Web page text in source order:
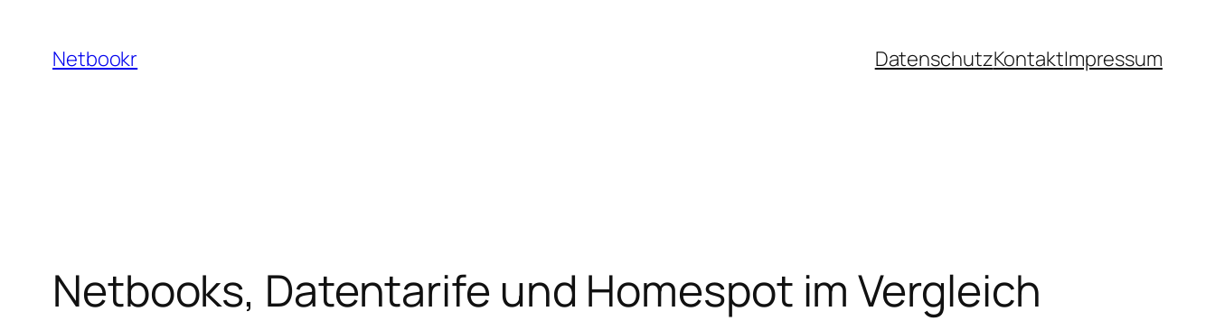
Inhalt
springen
Netbookr DatenschutzKontaktImpressum
Netbooks, Datentarife und Homespot im Vergleich